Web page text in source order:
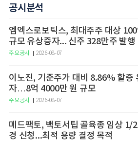
공시분석
엠엑스로보틱스, 최대주주 대상
규모 유상증자... 신주 328만주 발행
주요공시 2026-08-07
이노진, 기준주가 대비 8.86% 할증
자…8억 4000만 원 규모
주요공시 2026-08-07
메드팩토, 백토서팁 골육종 임상 1/
경 신청...최적 용량 결정 목적